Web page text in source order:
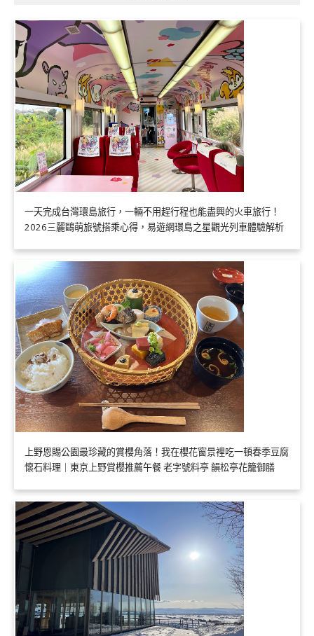
一天完成台灣環島旅行，一輛不用趕行程也能盡興的火車旅行！
2026三麗鷗萌旅號搭乘心得，易遊網環島之星觀光列車體驗解析
上野恩賜公園最珍藏的賞櫻角落！我在櫻花窗景裡吃一頓春季豆腐
懷石料理｜東京上野賞櫻推薦午餐 老字號料亭 韻松亭花籠御膳